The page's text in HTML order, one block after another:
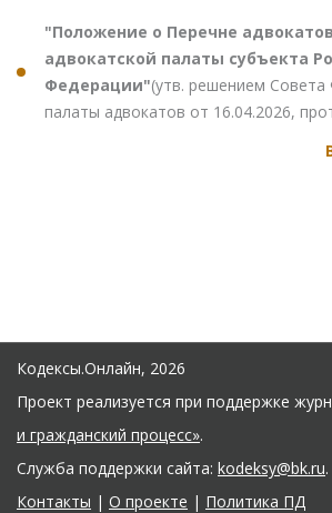
"Положение о Перечне
адвокатской палаты субъекта
Федерации"(утв. решением Совета
палаты адвокатов от 16.04.2026,
Кодексы.Онлайн, 2026
Проект реализуется при поддержке
и гражданский процесс».
Служба поддержки сайта: kodeksy@bk.ru.
Контакты | О проекте | Политика ПД